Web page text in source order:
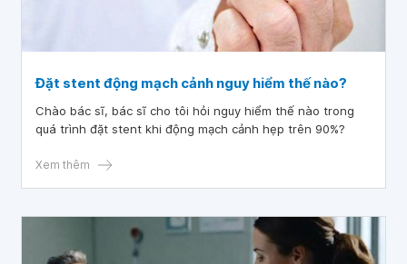
Đặt stent động mạch cảnh nguy hiểm thế nào?
Chào bác sĩ, bác sĩ cho tôi hỏi nguy hiểm thế nào trong
quá trình đặt stent khi động mạch cảnh hẹp trên 90%?
Xem thêm